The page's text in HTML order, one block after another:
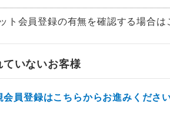
ト会員登録の有無を確認する場合は
いないお客様
会員登録はこちらからお進みくださ